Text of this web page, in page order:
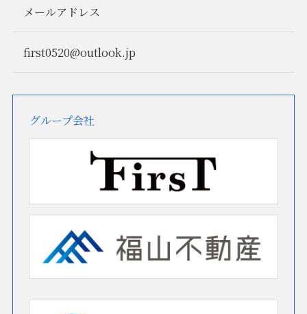
メールアドレス
first0520@outlook.jp
グループ会社